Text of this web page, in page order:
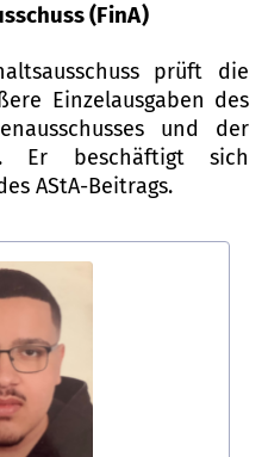
(FinA)
prüft die
Einzelausgaben des
und der
Er beschäftigt sich
AStA-Beitrags.